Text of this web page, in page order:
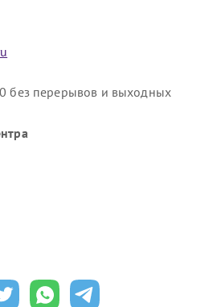
без перерывов и выходных